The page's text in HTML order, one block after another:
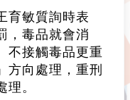
育敏質詢時表
，毒品就會消
不接觸毒品更重
方向處理，重刑
。